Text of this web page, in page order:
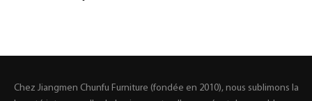
Chez Jiangmen Chunfu Furniture (fondée en 2010), nous sublimons la